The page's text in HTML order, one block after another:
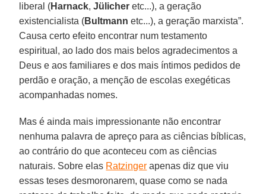
liberal (Harnack,Jülicher etc...), a geração
existencialista (Bultmann etc...), a geração marxista”.
Causa certo efeito encontrar num testamento
espiritual, ao lado dos mais belos agradecimentos a
Deus e aos familiares e dos mais íntimos pedidos de
perdão e oração, a menção de escolas exegéticas
acompanhadas nomes.
Mas é ainda mais impressionante não encontrar
nenhuma palavra de apreço para as ciências bíblicas,
ao contrário do que aconteceu com as ciências
naturais. Sobre elas Ratzinger apenas diz que viu
essas teses desmoronarem, quase como se nada